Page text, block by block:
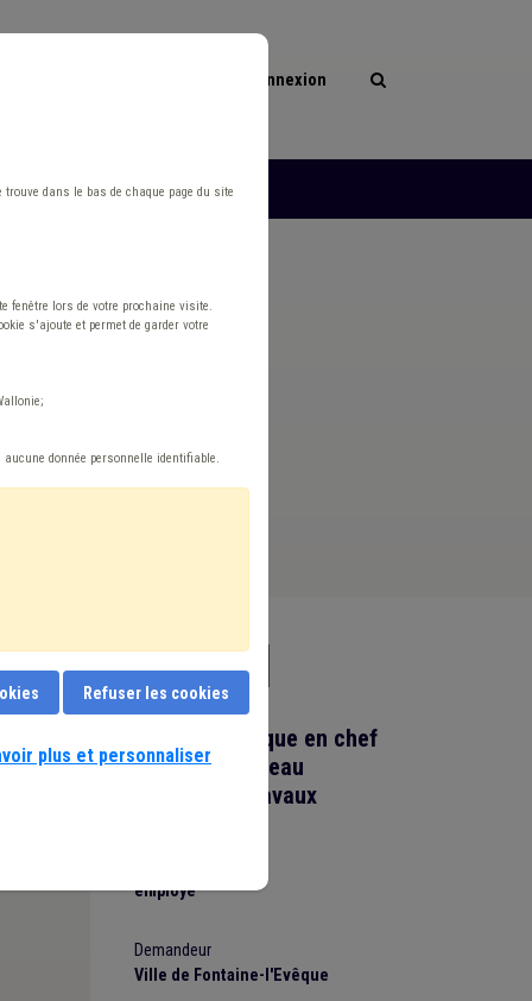
Connexion
L'ASBL
Agent Technique en chef
D9 (h/f/x) Bureau
Technique Travaux
employe
Demandeur
Ville de Fontaine-l'Evêque
trouve dans le bas de chaque page du site
fenêtre lors de votre prochaine visite.
s'ajoute et permet de garder votre
donnée personnelle identifiable.
Refuser les cookies
plus et personnaliser